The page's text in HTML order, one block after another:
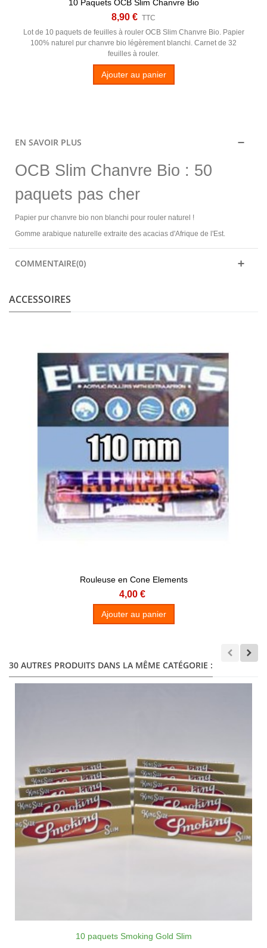
10 Paquets OCB Slim Chanvre Bio
8,90 € TTC
Lot de 10 paquets de feuilles à rouler OCB Slim Chanvre Bio. Papier
100% naturel pur chanvre bio légèrement blanchi. Carnet de 32
feuilles à rouler.
Ajouter au panier
EN SAVOIR PLUS
OCB Slim Chanvre Bio : 50
paquets pas cher
Papier pur chanvre bio non blanchi pour rouler naturel !
Gomme arabique naturelle extraite des acacias d'Afrique de l'Est.
COMMENTAIRE(0)
ACCESSOIRES
Rouleuse en Cone Elements
4,00 €
Ajouter au panier
30 AUTRES PRODUITS DANS LA MÊME CATÉGORIE :
10 paquets Smoking Gold Slim